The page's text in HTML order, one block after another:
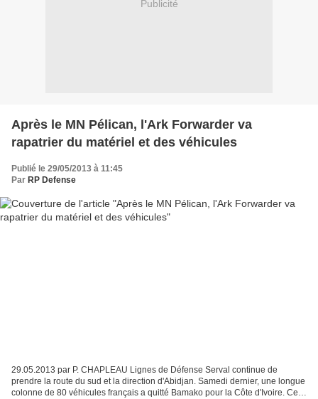
Publicité
Après le MN Pélican, l'Ark Forwarder va
rapatrier du matériel et des véhicules
Publié le 29/05/2013 à 11:45
Par RP Defense
29.05.2013 par P. CHAPLEAU Lignes de Défense Serval continue de
prendre la route du sud et la direction d'Abidjan. Samedi dernier, une longue
colonne de 80 véhicules français a quitté Bamako pour la Côte d'Ivoire. Ces